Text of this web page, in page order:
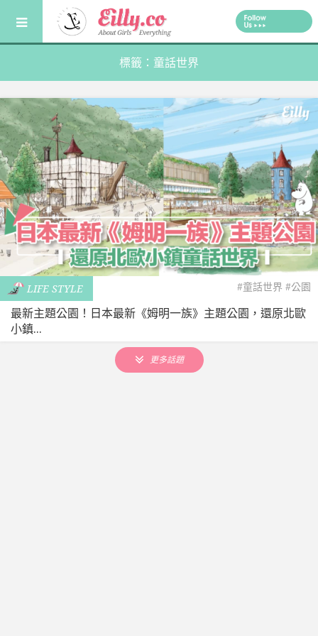
content
標籤：童話世界
LIFE STYLE #童話世界 #公園
最新主題公園！日本最新《姆明一族》主題公園，還原北歐
小鎮...
更多話題